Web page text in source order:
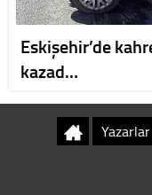
Eskişehir’de
kazad…
Yazarlar